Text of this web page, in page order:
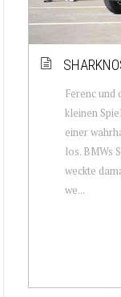
Ferenc und
kleinen
einer
los. BMWs
weckte
we...